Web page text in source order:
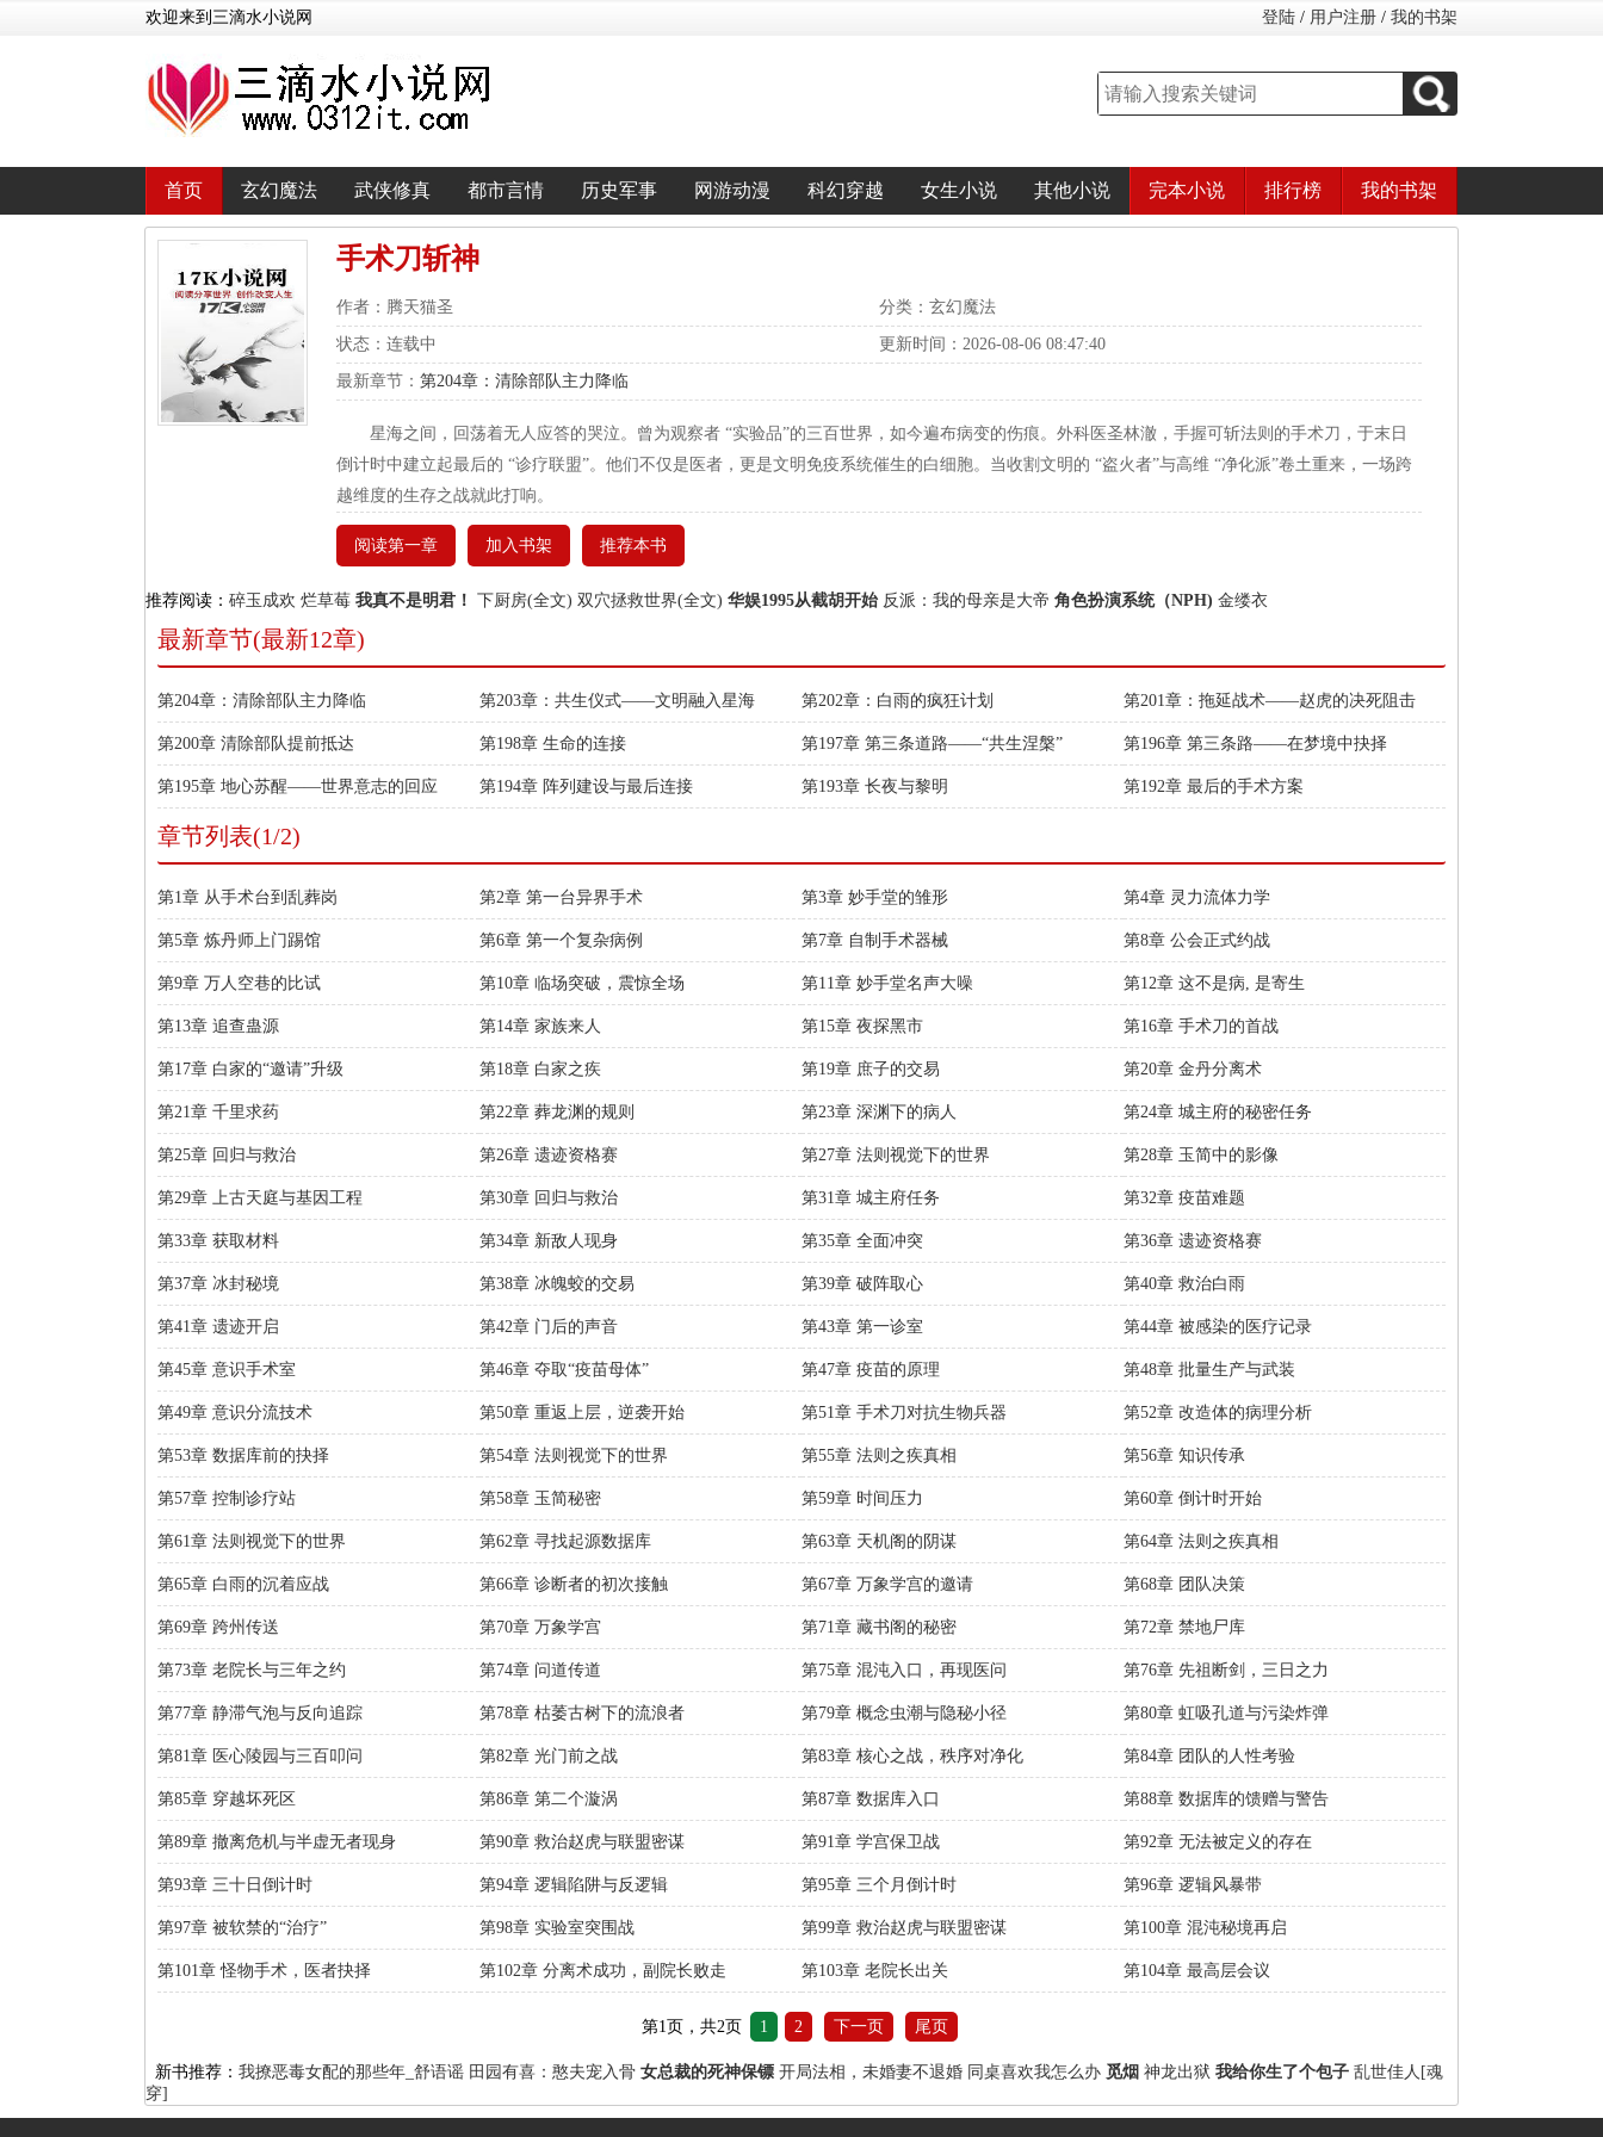
欢迎来到三滴水小说网 登陆 / 用户注册 / 我的书架
首页 玄幻魔法 武侠修真 都市言情 历史军事 网游动漫 科幻穿越 女生小说 其他小说 完本小说 排行榜 我的书架
手术刀斩神
作者：腾天猫圣 分类：玄幻魔法
状态：连载中 更新时间：2026-08-06 08:47:40
最新章节： 第204章：清除部队主力降临
星海之间，回荡着无人应答的哭泣。曾为观察者 “实验品”的三百世界，如今遍布病变的伤痕。外科医圣林澈，手握可斩法则的手术刀，于末日
倒计时中建立起最后的 “诊疗联盟”。他们不仅是医者，更是文明免疫系统催生的白细胞。当收割文明的 “盗火者”与高维 “净化派”卷土重来，一场跨
越维度的生存之战就此打响。
阅读第一章 加入书架 推荐本书
推荐阅读： 碎玉成欢 烂草莓 我真不是明君！ 下厨房(全文) 双穴拯救世界(全文) 华娱1995从截胡开始 反派：我的母亲是大帝 角色扮演系统（NPH) 金缕衣
最新章节(最新12章)
第204章：清除部队主力降临 第203章：共生仪式——文明融入星海 第202章：白雨的疯狂计划 第201章：拖延战术——赵虎的决死阻击
第200章 清除部队提前抵达 第198章 生命的连接 第197章 第三条道路——“共生涅槃” 第196章 第三条路——在梦境中抉择
第195章 地心苏醒——世界意志的回应 第194章 阵列建设与最后连接 第193章 长夜与黎明 第192章 最后的手术方案
章节列表(1/2)
第1章 从手术台到乱葬岗 第2章 第一台异界手术 第3章 妙手堂的雏形 第4章 灵力流体力学
第5章 炼丹师上门踢馆 第6章 第一个复杂病例 第7章 自制手术器械 第8章 公会正式约战
第9章 万人空巷的比试 第10章 临场突破，震惊全场 第11章 妙手堂名声大噪 第12章 这不是病, 是寄生
第13章 追查蛊源 第14章 家族来人 第15章 夜探黑市 第16章 手术刀的首战
第17章 白家的“邀请”升级 第18章 白家之疾 第19章 庶子的交易 第20章 金丹分离术
第21章 千里求药 第22章 葬龙渊的规则 第23章 深渊下的病人 第24章 城主府的秘密任务
第25章 回归与救治 第26章 遗迹资格赛 第27章 法则视觉下的世界 第28章 玉简中的影像
第29章 上古天庭与基因工程 第30章 回归与救治 第31章 城主府任务 第32章 疫苗难题
第33章 获取材料 第34章 新敌人现身 第35章 全面冲突 第36章 遗迹资格赛
第37章 冰封秘境 第38章 冰魄蛟的交易 第39章 破阵取心 第40章 救治白雨
第41章 遗迹开启 第42章 门后的声音 第43章 第一诊室 第44章 被感染的医疗记录
第45章 意识手术室 第46章 夺取“疫苗母体” 第47章 疫苗的原理 第48章 批量生产与武装
第49章 意识分流技术 第50章 重返上层，逆袭开始 第51章 手术刀对抗生物兵器 第52章 改造体的病理分析
第53章 数据库前的抉择 第54章 法则视觉下的世界 第55章 法则之疾真相 第56章 知识传承
第57章 控制诊疗站 第58章 玉简秘密 第59章 时间压力 第60章 倒计时开始
第61章 法则视觉下的世界 第62章 寻找起源数据库 第63章 天机阁的阴谋 第64章 法则之疾真相
第65章 白雨的沉着应战 第66章 诊断者的初次接触 第67章 万象学宫的邀请 第68章 团队决策
第69章 跨州传送 第70章 万象学宫 第71章 藏书阁的秘密 第72章 禁地尸库
第73章 老院长与三年之约 第74章 问道传道 第75章 混沌入口，再现医问 第76章 先祖断剑，三日之力
第77章 静滞气泡与反向追踪 第78章 枯萎古树下的流浪者 第79章 概念虫潮与隐秘小径 第80章 虹吸孔道与污染炸弹
第81章 医心陵园与三百叩问 第82章 光门前之战 第83章 核心之战，秩序对净化 第84章 团队的人性考验
第85章 穿越坏死区 第86章 第二个漩涡 第87章 数据库入口 第88章 数据库的馈赠与警告
第89章 撤离危机与半虚无者现身 第90章 救治赵虎与联盟密谋 第91章 学宫保卫战 第92章 无法被定义的存在
第93章 三十日倒计时 第94章 逻辑陷阱与反逻辑 第95章 三个月倒计时 第96章 逻辑风暴带
第97章 被软禁的“治疗” 第98章 实验室突围战 第99章 救治赵虎与联盟密谋 第100章 混沌秘境再启
第101章 怪物手术，医者抉择 第102章 分离术成功，副院长败走 第103章 老院长出关 第104章 最高层会议
第1页，共2页 1 2 下一页 尾页
新书推荐： 我撩恶毒女配的那些年_舒语谣 田园有喜：憨夫宠入骨 女总裁的死神保镖 开局法相，未婚妻不退婚 同桌喜欢我怎么办 觅烟 神龙出狱 我给你生了个包子 乱世佳人[魂
穿]